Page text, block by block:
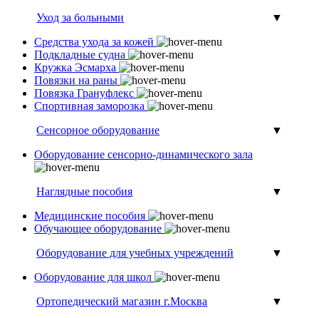
Уход за больными
▼
Средства ухода за кожей
Подкладные судна
Кружка Эсмарха
Повязки на раны
Повязка Грануфлекс
Спортивная заморозка
Сенсорное оборудование
▼
Оборудование сенсорно-динамического зала
Наглядные пособия
▼
Медицинские пособия
Обучающее оборудование
Оборудование для учебных учреждений
▼
Оборудование для школ
Ортопедический магазин г.Москва
▼